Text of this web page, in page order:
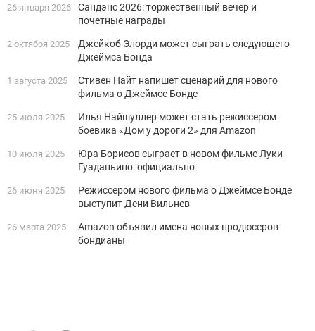
26 января 2026
Сандэнс 2026: торжественный вечер и
почетные награды
2 октября 2025
Джейкоб Элорди может сыграть следующего
Джеймса Бонда
1 августа 2025
Стивен Найт напишет сценарий для нового
фильма о Джеймсе Бонде
25 июля 2025
Илья Найшуллер может стать режиссером
боевика «Дом у дороги 2» для Amazon
10 июля 2025
Юра Борисов сыграет в новом фильме Луки
Гуаданьино: официально
26 июня 2025
Режиссером нового фильма о Джеймсе Бонде
выступит Дени Вильнев
26 марта 2025
Amazon объявил имена новых продюсеров
бондианы